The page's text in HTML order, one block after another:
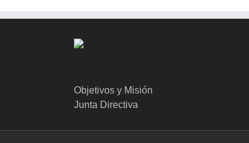
Objetivos y Misión
Junta Directiva